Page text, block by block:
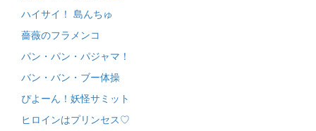
ハイサイ！ 島んちゅ
薔薇のフラメンコ
パン・パン・パジャマ！
バン・バン・ブー体操
ぴよーん！妖怪サミット
ヒロインはプリンセス♡